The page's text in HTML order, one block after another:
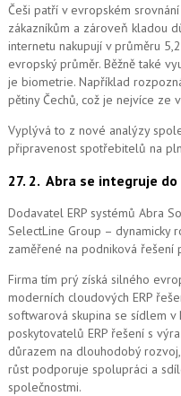
Češi patří v evropském
zákazníkům a zároveň kladou
internetu nakupují v průměru
evropský průměr. Běžně také
je biometrie. Například
pětiny Čechů, což je nejvíce ze
Vyplývá to z nové analýzy
připravenost spotřebitelů na
27. 2. Abra se integruje do
Dodavatel ERP systémů Abra
SelectLine Group – dynamicky
zaměřené na podniková řešení
Firma tím prý získá silného
moderních cloudových ERP
softwarová skupina se sídlem v
poskytovatelů ERP řešení s
důrazem na dlouhodobý
růst podporuje spolupráci a
společnostmi.